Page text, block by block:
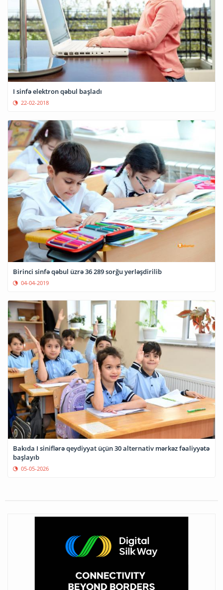
I sinfə elektron qəbul başladı
22-02-2018
Birinci sinfə qəbul üzrə 36 289 sorğu yerləşdirilib
04-04-2019
Bakıda I siniflərə qeydiyyat üçün 30 alternativ mərkəz fəaliyyətə
başlayıb
05-05-2026